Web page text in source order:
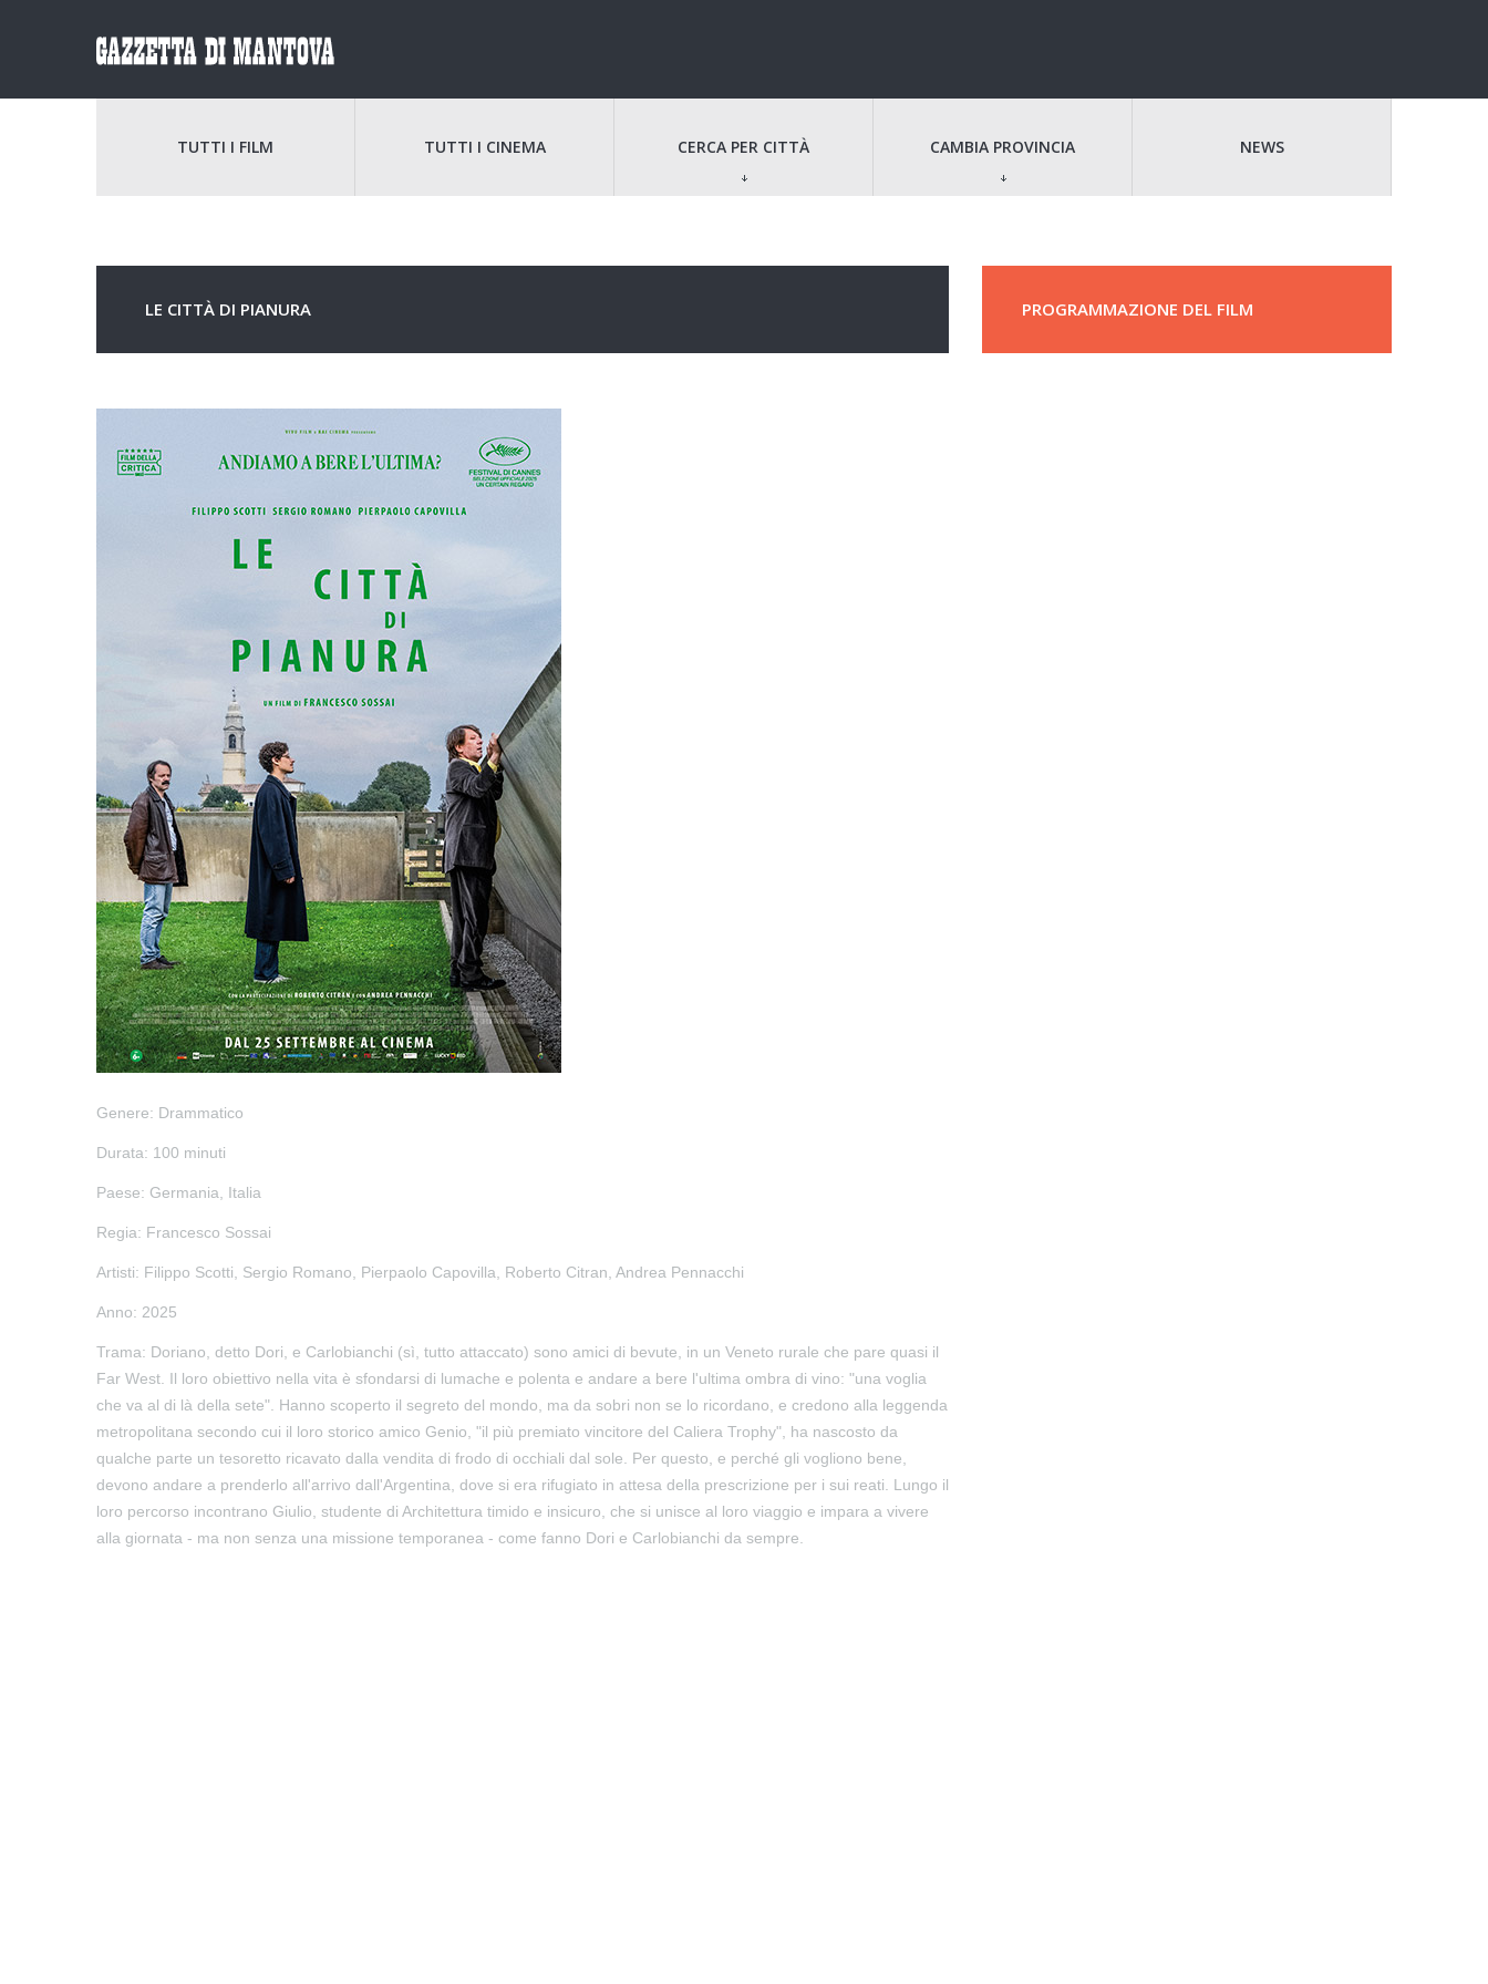
TUTTI I FILM TUTTI I CINEMA CERCA PER CITTÀ CAMBIA PROVINCIA NEWS
LE CITTÀ DI PIANURA
Genere: Drammatico
Durata: 100 minuti
Paese: Germania, Italia
Regia: Francesco Sossai
Artisti: Filippo Scotti, Sergio Romano, Pierpaolo Capovilla, Roberto Citran, Andrea Pennacchi
Anno: 2025
Trama: Doriano, detto Dori, e Carlobianchi (sì, tutto attaccato) sono amici di bevute, in un Veneto rurale che pare quasi il
Far West. Il loro obiettivo nella vita è sfondarsi di lumache e polenta e andare a bere l'ultima ombra di vino: "una voglia
che va al di là della sete". Hanno scoperto il segreto del mondo, ma da sobri non se lo ricordano, e credono alla leggenda
metropolitana secondo cui il loro storico amico Genio, "il più premiato vincitore del Caliera Trophy", ha nascosto da
qualche parte un tesoretto ricavato dalla vendita di frodo di occhiali dal sole. Per questo, e perché gli vogliono bene,
devono andare a prenderlo all'arrivo dall'Argentina, dove si era rifugiato in attesa della prescrizione per i sui reati. Lungo il
loro percorso incontrano Giulio, studente di Architettura timido e insicuro, che si unisce al loro viaggio e impara a vivere
alla giornata - ma non senza una missione temporanea - come fanno Dori e Carlobianchi da sempre.
PROGRAMMAZIONE DEL FILM